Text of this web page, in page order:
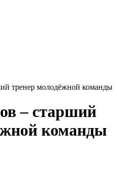
тренер молодёжной команды
– старший
команды